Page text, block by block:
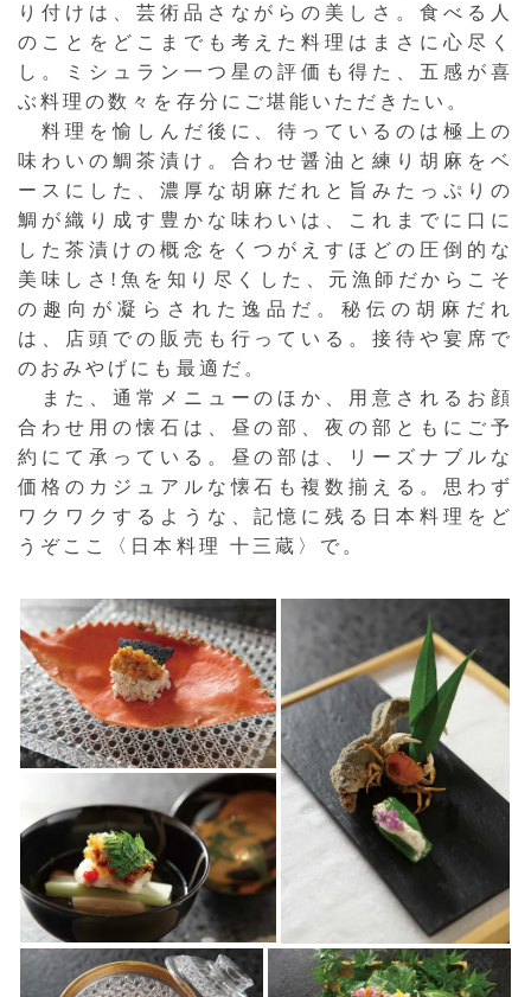
り付けは、芸術品さながらの美しさ。食べる人
のことをどこまでも考えた料理はまさに心尽く
し。ミシュラン一つ星の評価も得た、五感が喜
ぶ料理の数々を存分にご堪能いただきたい。
料理を愉しんだ後に、待っているのは極上の
味わいの鯛茶漬け。合わせ醤油と練り胡麻をベ
ースにした、濃厚な胡麻だれと旨みたっぷりの
鯛が織り成す豊かな味わいは、これまでに口に
した茶漬けの概念をくつがえすほどの圧倒的な
美味しさ!魚を知り尽くした、元漁師だからこそ
の趣向が凝らされた逸品だ。秘伝の胡麻だれ
は、店頭での販売も行っている。接待や宴席で
のおみやげにも最適だ。
また、通常メニューのほか、用意されるお顔
合わせ用の懐石は、昼の部、夜の部ともにご予
約にて承っている。昼の部は、リーズナブルな
価格のカジュアルな懐石も複数揃える。思わず
ワクワクするような、記憶に残る日本料理をど
うぞここ〈日本料理 十三蔵〉で。